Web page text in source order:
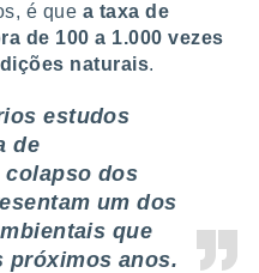
é que a taxa de
de 100 a 1.000 vezes
naturais.
estudos
de
dos
um dos
que
próximos anos.